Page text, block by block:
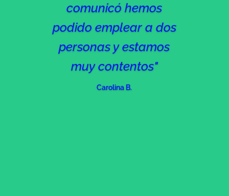
comunicó hemos
podido emplear a dos
personas y estamos
muy contentos"
Carolina B.